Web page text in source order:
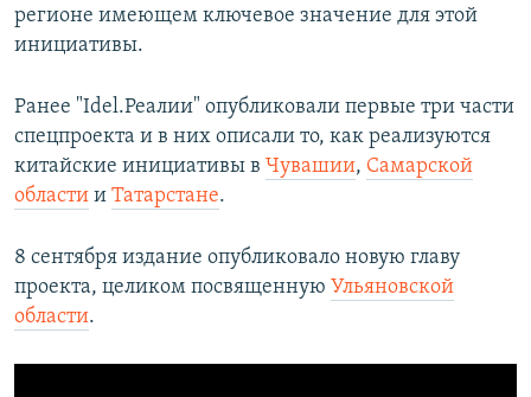
регионе имеющем ключевое значение для этой
инициативы.
Ранее "Idel.Реалии" опубликовали первые три части
спецпроекта и в них описали то, как реализуются
китайские инициативы в Чувашии, Самарской
области и Татарстане.
8 сентября издание опубликовало новую главу
проекта, целиком посвященную Ульяновской
области.